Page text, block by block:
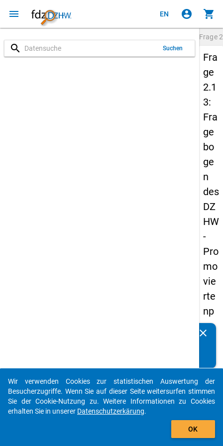
menu EN account_circle shopping_cart
search Suchen
Frage
Fra
ge
2.1
3:
Fra
ge
bo
ge
n
des
DZ
HW
-
Pro
mo
vie
rte
np
an
14
-
fün
clear
auto_stories
add_shopping_cart
Wir verwenden Cookies zur statistischen Auswertung der
Besucherzugriffe. Wenn Sie auf dieser Seite weitersurfen stimmen
Sie der Cookie-Nutzung zu. Weitere Informationen zu Cookies
erhalten Sie in unserer Datenschutzerkärung.
OK